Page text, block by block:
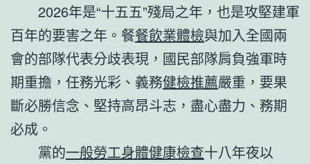
2026年是“十五五”殘局之年，也是攻堅建軍
百年的要害之年。餐餐飲業體檢與加入全國兩
會的部隊代表分歧表現，國民部隊肩負強軍時
期重擔，任務光彩、義務健檢推薦嚴重，要果
斷必勝信念、堅持高昂斗志，盡心盡力、務期
必成。
黨的一般勞工身體健康檢查十八年夜以